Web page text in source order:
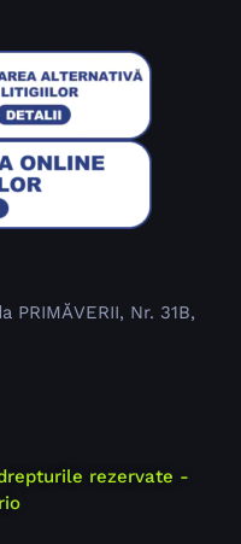
PRIMĂVERII, Nr. 31B,
rezervate -